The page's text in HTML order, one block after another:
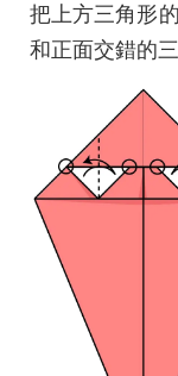
把上方三角形
和正面交錯的